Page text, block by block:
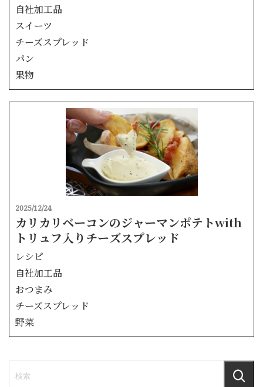
自社加工品
スイーツ
チーズスプレッド
パン
果物
2025/12/24
カリカリベーコンのジャーマンポテトwith
トリュフ入りチーズスプレッド
レシピ
自社加工品
おつまみ
チーズスプレッド
野菜